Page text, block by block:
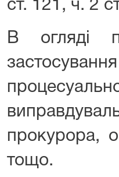
ст. 121, ч. 2
В огляді
прокурора,
тощо.